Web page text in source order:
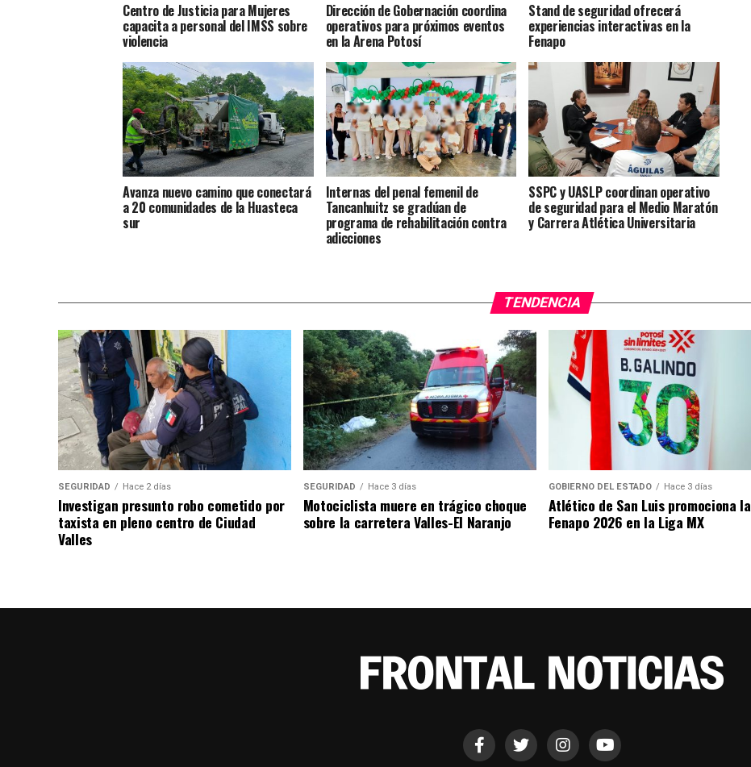
Centro de Justicia para Mujeres
capacita a personal del IMSS sobre
violencia
Dirección de Gobernación coordina
operativos para próximos eventos
en la Arena Potosí
Stand de seguridad ofrecerá
experiencias interactivas en la
Fenapo
Avanza nuevo camino que conectará
a 20 comunidades de la Huasteca
sur
Internas del penal femenil de
Tancanhuitz se gradúan de
programa de rehabilitación contra
adicciones
SSPC y UASLP coordinan operativo
de seguridad para el Medio Maratón
y Carrera Atlética Universitaria
TENDENCIA
SEGURIDAD Hace 2 días
Investigan presunto robo cometido por
taxista en pleno centro de Ciudad
Valles
SEGURIDAD Hace 3 días
Motociclista muere en trágico choque
sobre la carretera Valles-El Naranjo
GOBIERNO DEL ESTADO Hace 3 días
Atlético de San Luis promociona la
Fenapo 2026 en la Liga MX